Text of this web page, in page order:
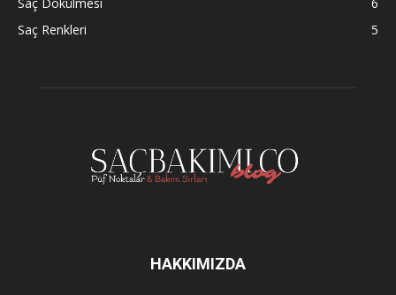
Saç Renkleri
5
HAKKIMIZDA